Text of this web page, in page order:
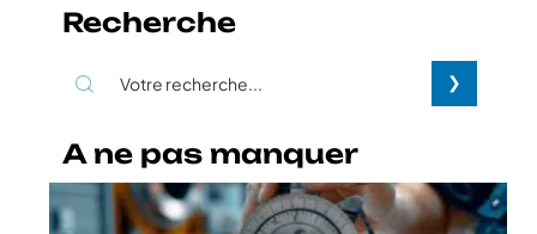
Recherche
A ne pas manquer